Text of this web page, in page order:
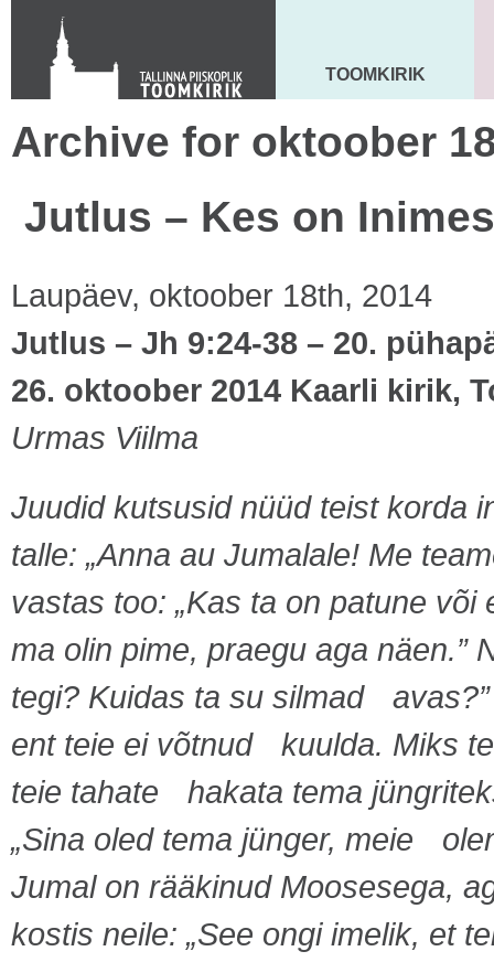
Toom-Kooli 6, 10130 TALLINN
tallinna.toom
+372 644 4140
MAARJA KIRIK
TOOMKIRIK
Archive for oktoober
Jutlus – Kes on
Laupäev, oktoober 18th, 2014
Jutlus – Jh 9:24-38 – 20.
26. oktoober 2014 Kaarli kirik,
Urmas Viilma
Juudid kutsusid nüüd teist korda
talle: „Anna au Jumalale! Me
vastas too: „Kas ta on patune
ma olin pime, praegu aga näen.”
tegi? Kuidas ta su silmad
ent teie ei võtnud kuulda. Miks
teie tahate hakata tema
„Sina oled tema jünger, meie
Jumal on rääkinud Moosesega,
kostis neile: „See ongi imelik, et